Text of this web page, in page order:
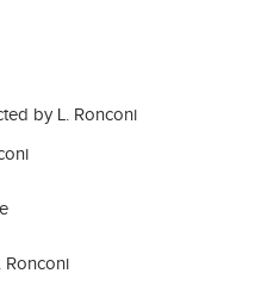
by L. Ronconi
Ronconi